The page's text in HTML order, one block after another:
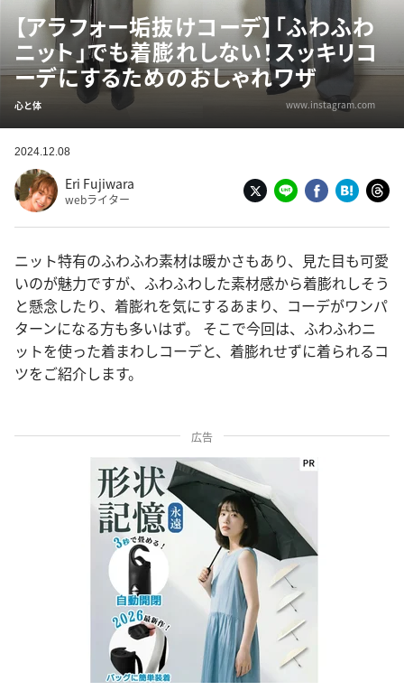
【アラフォー垢抜けコーデ】「ふわふわ
ニット」でも着膨れしない！スッキリコ
ーデにするためのおしゃれワザ
心と体 www.instagram.com
2024.12.08
Eri Fujiwara
webライター
ニット特有のふわふわ素材は暖かさもあり、見た目も可愛
いのが魅力ですが、ふわふわした素材感から着膨れしそう
と懸念したり、着膨れを気にするあまり、コーデがワンパ
ターンになる方も多いはず。 そこで今回は、ふわふわニ
ットを使った着まわしコーデと、着膨れせずに着られるコ
ツをご紹介します。
広告